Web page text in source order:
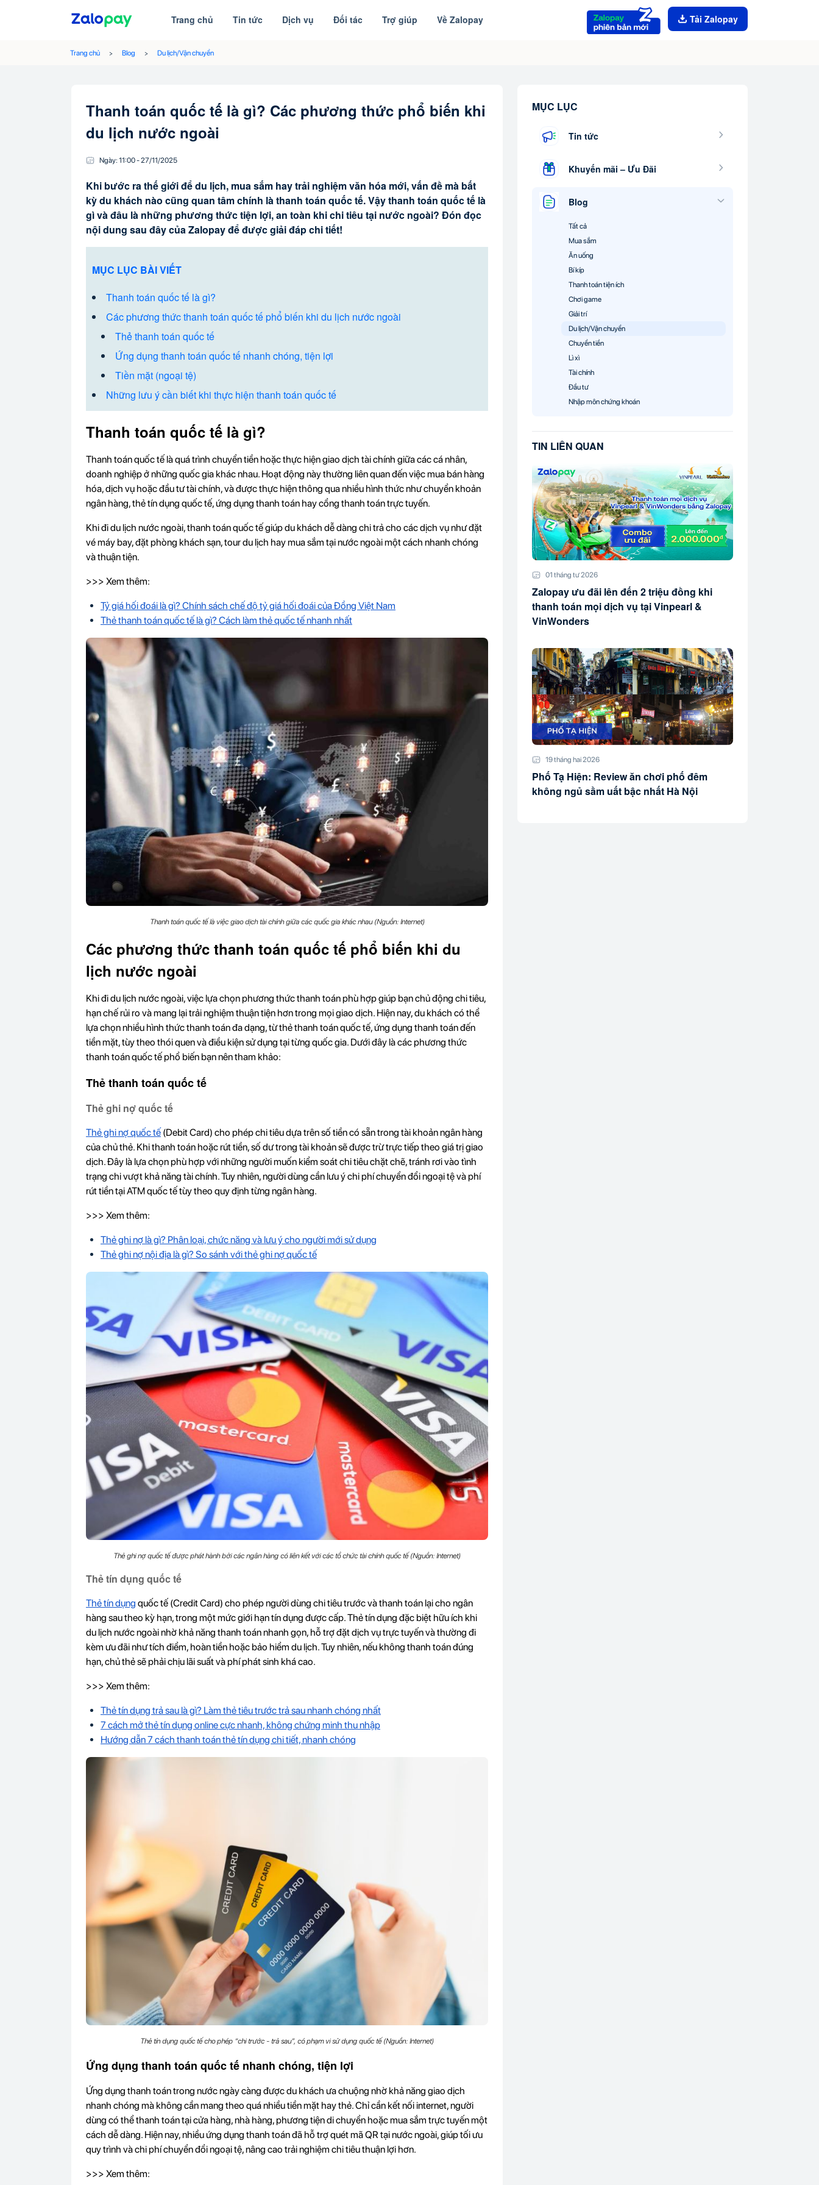
Trang chủ Tin tức Dịch vụ Đối tác Trợ giúp Về Zalopay Tải Zalopay
Trang chủ Blog Du lịch/Vận chuyển
Thanh toán quốc tế là gì? Các phương thức phổ biến khi
du lịch nước ngoài
Ngày: 11:00-27/11/2025
Khi bước ra thế giới để du lịch, mua sắm hay trải nghiệm văn hóa mới, vấn đề mà bất
kỳ du khách nào cũng quan tâm chính là thanh toán quốc tế. Vậy thanh toán quốc tế là
gì và đâu là những phương thức tiện lợi, an toàn khi chi tiêu tại nước ngoài? Đón đọc
nội dung sau đây của Zalopay để được giải đáp chi tiết!
MỤC LỤC BÀI VIẾT
Thanh toán quốc tế là gì?
Các phương thức thanh toán quốc tế phổ biến khi du lịch nước ngoài
Thẻ thanh toán quốc tế
Ứng dụng thanh toán quốc tế nhanh chóng, tiện lợi
Tiền mặt (ngoại tệ)
Những lưu ý cần biết khi thực hiện thanh toán quốc tế
Thanh toán quốc tế là gì?
Thanh toán quốc tế là quá trình chuyển tiền hoặc thực hiện giao dịch tài chính giữa các cá nhân,
doanh nghiệp ở những quốc gia khác nhau. Hoạt động này thường liên quan đến việc mua bán hàng
hóa, dịch vụ hoặc đầu tư tài chính, và được thực hiện thông qua nhiều hình thức như chuyển khoản
ngân hàng, thẻ tín dụng quốc tế, ứng dụng thanh toán hay cổng thanh toán trực tuyến.
Khi đi du lịch nước ngoài, thanh toán quốc tế giúp du khách dễ dàng chi trả cho các dịch vụ như đặt
vé máy bay, đặt phòng khách sạn, tour du lịch hay mua sắm tại nước ngoài một cách nhanh chóng
và thuận tiện.
>>> Xem thêm:
Tỷ giá hối đoái là gì? Chính sách chế độ tỷ giá hối đoái của Đồng Việt Nam
Thẻ thanh toán quốc tế là gì? Cách làm thẻ quốc tế nhanh nhất
Thanh toán quốc tế là việc giao dịch tài chính giữa các quốc gia khác nhau (Nguồn: Internet)
Các phương thức thanh toán quốc tế phổ biến khi du
lịch nước ngoài
Khi đi du lịch nước ngoài, việc lựa chọn phương thức thanh toán phù hợp giúp bạn chủ động chi tiêu,
hạn chế rủi ro và mang lại trải nghiệm thuận tiện hơn trong mọi giao dịch. Hiện nay, du khách có thể
lựa chọn nhiều hình thức thanh toán đa dạng, từ thẻ thanh toán quốc tế, ứng dụng thanh toán đến
tiền mặt, tùy theo thói quen và điều kiện sử dụng tại từng quốc gia. Dưới đây là các phương thức
thanh toán quốc tế phổ biến bạn nên tham khảo:
Thẻ thanh toán quốc tế
Thẻ ghi nợ quốc tế
Thẻ ghi nợ quốc tế (Debit Card) cho phép chi tiêu dựa trên số tiền có sẵn trong tài khoản ngân hàng
của chủ thẻ. Khi thanh toán hoặc rút tiền, số dư trong tài khoản sẽ được trừ trực tiếp theo giá trị giao
dịch. Đây là lựa chọn phù hợp với những người muốn kiểm soát chi tiêu chặt chẽ, tránh rơi vào tình
trạng chi vượt khả năng tài chính. Tuy nhiên, người dùng cần lưu ý chi phí chuyển đổi ngoại tệ và phí
rút tiền tại ATM quốc tế tùy theo quy định từng ngân hàng.
>>> Xem thêm:
Thẻ ghi nợ là gì? Phân loại, chức năng và lưu ý cho người mới sử dụng
Thẻ ghi nợ nội địa là gì? So sánh với thẻ ghi nợ quốc tế
Thẻ ghi nợ quốc tế được phát hành bởi các ngân hàng có liên kết với các tổ chức tài chính quốc tế (Nguồn: Internet)
Thẻ tín dụng quốc tế
Thẻ tín dụng quốc tế (Credit Card) cho phép người dùng chi tiêu trước và thanh toán lại cho ngân
hàng sau theo kỳ hạn, trong một mức giới hạn tín dụng được cấp. Thẻ tín dụng đặc biệt hữu ích khi
du lịch nước ngoài nhờ khả năng thanh toán nhanh gọn, hỗ trợ đặt dịch vụ trực tuyến và thường đi
kèm ưu đãi như tích điểm, hoàn tiền hoặc bảo hiểm du lịch. Tuy nhiên, nếu không thanh toán đúng
hạn, chủ thẻ sẽ phải chịu lãi suất và phí phát sinh khá cao.
>>> Xem thêm:
Thẻ tín dụng trả sau là gì? Làm thẻ tiêu trước trả sau nhanh chóng nhất
7 cách mở thẻ tín dụng online cực nhanh, không chứng minh thu nhập
Hướng dẫn 7 cách thanh toán thẻ tín dụng chi tiết, nhanh chóng
Thẻ tín dụng quốc tế cho phép “chi trước - trả sau”, có phạm vi sử dụng quốc tế (Nguồn: Internet)
Ứng dụng thanh toán quốc tế nhanh chóng, tiện lợi
Ứng dụng thanh toán trong nước ngày càng được du khách ưa chuộng nhờ khả năng giao dịch
nhanh chóng mà không cần mang theo quá nhiều tiền mặt hay thẻ. Chỉ cần kết nối internet, người
dùng có thể thanh toán tại cửa hàng, nhà hàng, phương tiện di chuyển hoặc mua sắm trực tuyến một
cách dễ dàng. Hiện nay, nhiều ứng dụng thanh toán đã hỗ trợ quét mã QR tại nước ngoài, giúp tối ưu
quy trình và chi phí chuyển đổi ngoại tệ, nâng cao trải nghiệm chi tiêu thuận lợi hơn.
>>> Xem thêm:
MỤC LỤC
Tin tức
Khuyến mãi – Ưu Đãi
Blog
Tất cả
Mua sắm
Ăn uống
Bí kíp
Thanh toán tiện ích
Chơi game
Giải trí
Du lịch/Vận chuyển
Chuyển tiền
Lì xì
Tài chính
Đầu tư
Nhập môn chứng khoán
TIN LIÊN QUAN
01 tháng tư 2026
Zalopay ưu đãi lên đến 2 triệu đồng khi
thanh toán mọi dịch vụ tại Vinpearl &
VinWonders
19 tháng hai 2026
Phố Tạ Hiện: Review ăn chơi phố đêm
không ngủ sầm uất bậc nhất Hà Nội